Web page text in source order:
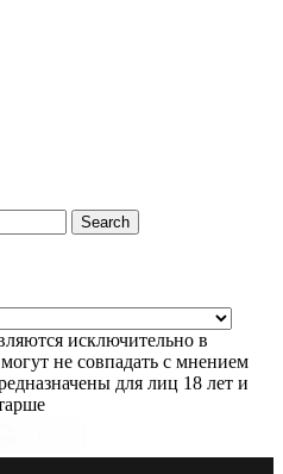
Search
исключительно в
не совпадать с мнением
для лиц 18 лет и